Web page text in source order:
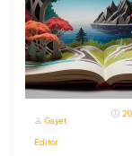
Gayet
Editör